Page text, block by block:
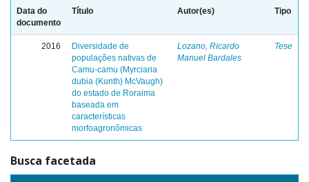
Data do
documento
Título Autor(es) Tipo
2016
Diversidade de
populações nativas de
Camu-camu (Myrciaria
dubia (Kunth) McVaugh)
do estado de Roraima
baseada em
características
morfoagronômicas
Lozano, Ricardo
Manuel Bardales
Tese
Busca facetada